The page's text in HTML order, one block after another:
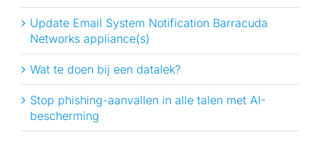
Update Email System Notification Barracuda
Networks appliance(s)
Wat te doen bij een datalek?
Stop phishing-aanvallen in alle talen met AI-
bescherming